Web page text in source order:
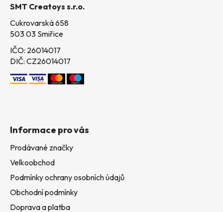
SMT Creatoys s.r.o.
Cukrovarská 658
503 03 Smiřice
IČO: 26014017
DIČ: CZ26014017
Informace pro vás
Prodávané značky
Velkoobchod
Podmínky ochrany osobních údajů
Obchodní podmínky
Doprava a platba